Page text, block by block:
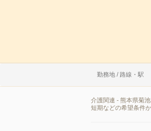
勤務地 / 路線・駅
介護関連 - 熊本県菊
短期などの希望条件